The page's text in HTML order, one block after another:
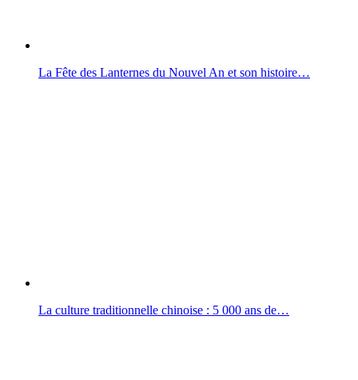
La Fête des Lanternes du Nouvel An et son histoire…
La culture traditionnelle chinoise : 5 000 ans de…